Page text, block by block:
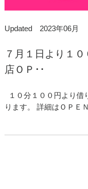
Updated 2023年06月
７月１日より１
店ＯＰ･･
１０分１００円より借
ります。 詳細はＯＰＥ